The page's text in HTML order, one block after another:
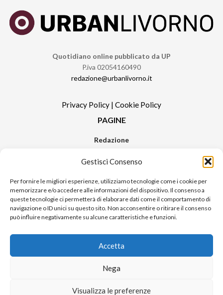
Gestisci Consenso
Per fornire le migliori esperienze, utilizziamo tecnologie come i cookie per
memorizzare e/o accedere alle informazioni del dispositivo. Il consenso a
queste tecnologie ci permetterà di elaborare dati come il comportamento di
navigazione o ID unici su questo sito. Non acconsentire o ritirare il consenso
può influire negativamente su alcune caratteristiche e funzioni.
Accetta
Nega
Visualizza le preferenze
Quotidiano online pubblicato da UP
P.iva 02054160490
redazione@urbanlivorno.it
Privacy Policy | Cookie Policy
PAGINE
Redazione
Pubblicità
Sitemap
RUBRICHE
Notizie in Primo Piano
Urban Video
Livorno FAQs
© 2024 UP di Poggianti Simona | Urban Livorno è una testata giornalistica